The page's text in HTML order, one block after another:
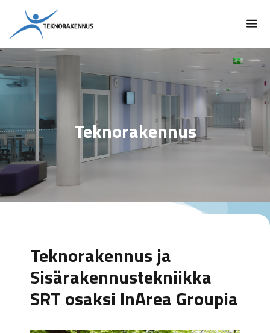
sisältöön
Teknorakennus
Teknorakennus ja
Sisärakennustekniikka
SRT osaksi InArea Groupia